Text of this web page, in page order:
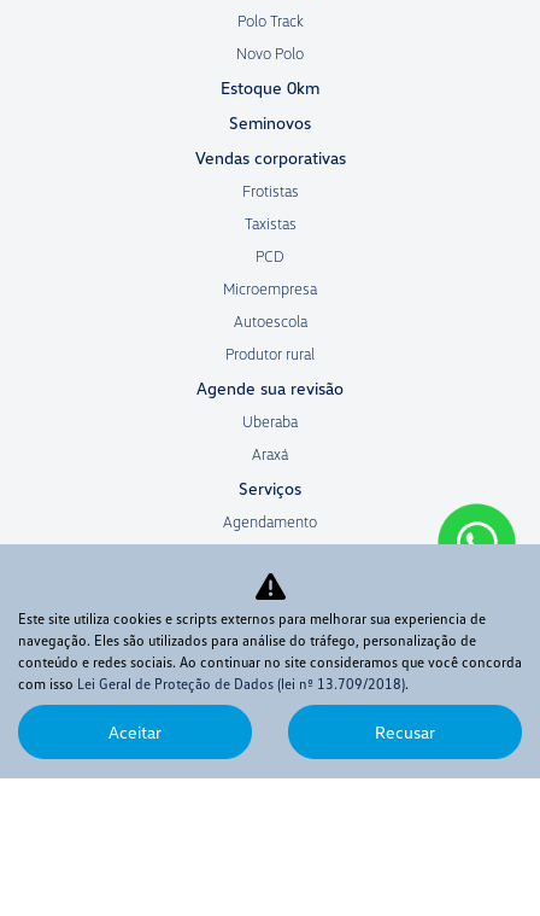
Polo Track
Novo Polo
Estoque 0km
Seminovos
Vendas corporativas
Frotistas
Taxistas
PCD
Microempresa
Autoescola
Produtor rural
Agende sua revisão
Uberaba
Araxá
Serviços
Agendamento
Consórcio
Seguros
Carros por Assinatura
Peças e Acessórios
Sobre
Quem somos
Este site utiliza cookies e scripts externos para melhorar sua experiencia de
navegação. Eles são utilizados para análise do tráfego, personalização de
conteúdo e redes sociais. Ao continuar no site consideramos que você concorda
com isso Lei Geral de Proteção de Dados (lei nº 13.709/2018).
Aceitar Recusar